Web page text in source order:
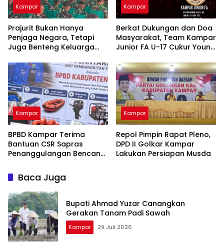
Kampar
Prajurit Bukan Hanya
Penjaga Negara, Tetapi
Juga Benteng Keluarga
Kampar
Berkat Dukungan dan Doa
Masyarakat, Team Kampar
Junior FA U-17 Cukur Young
Soeratin
Kampar
BPBD Kampar Terima
Bantuan CSR Sapras
Penanggulangan Bencana
Nusantara Power
Kampar
Repol Pimpin Rapat Pleno,
DPD II Golkar Kampar
Lakukan Persiapan Musda
Baca Juga
Bupati Ahmad Yuzar Canangkan
Gerakan Tanam Padi Sawah
Kampar 29 Juli 2026